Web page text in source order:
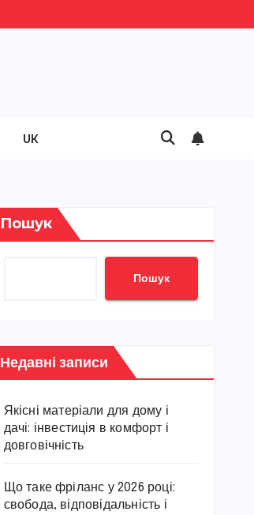
UK
Пошук
Пошук
Недавні записи
Якісні матеріали для дому і
дачі: інвестиція в комфорт і
довговічність
Що таке фріланс у 2026 році:
свобода, відповідальність і